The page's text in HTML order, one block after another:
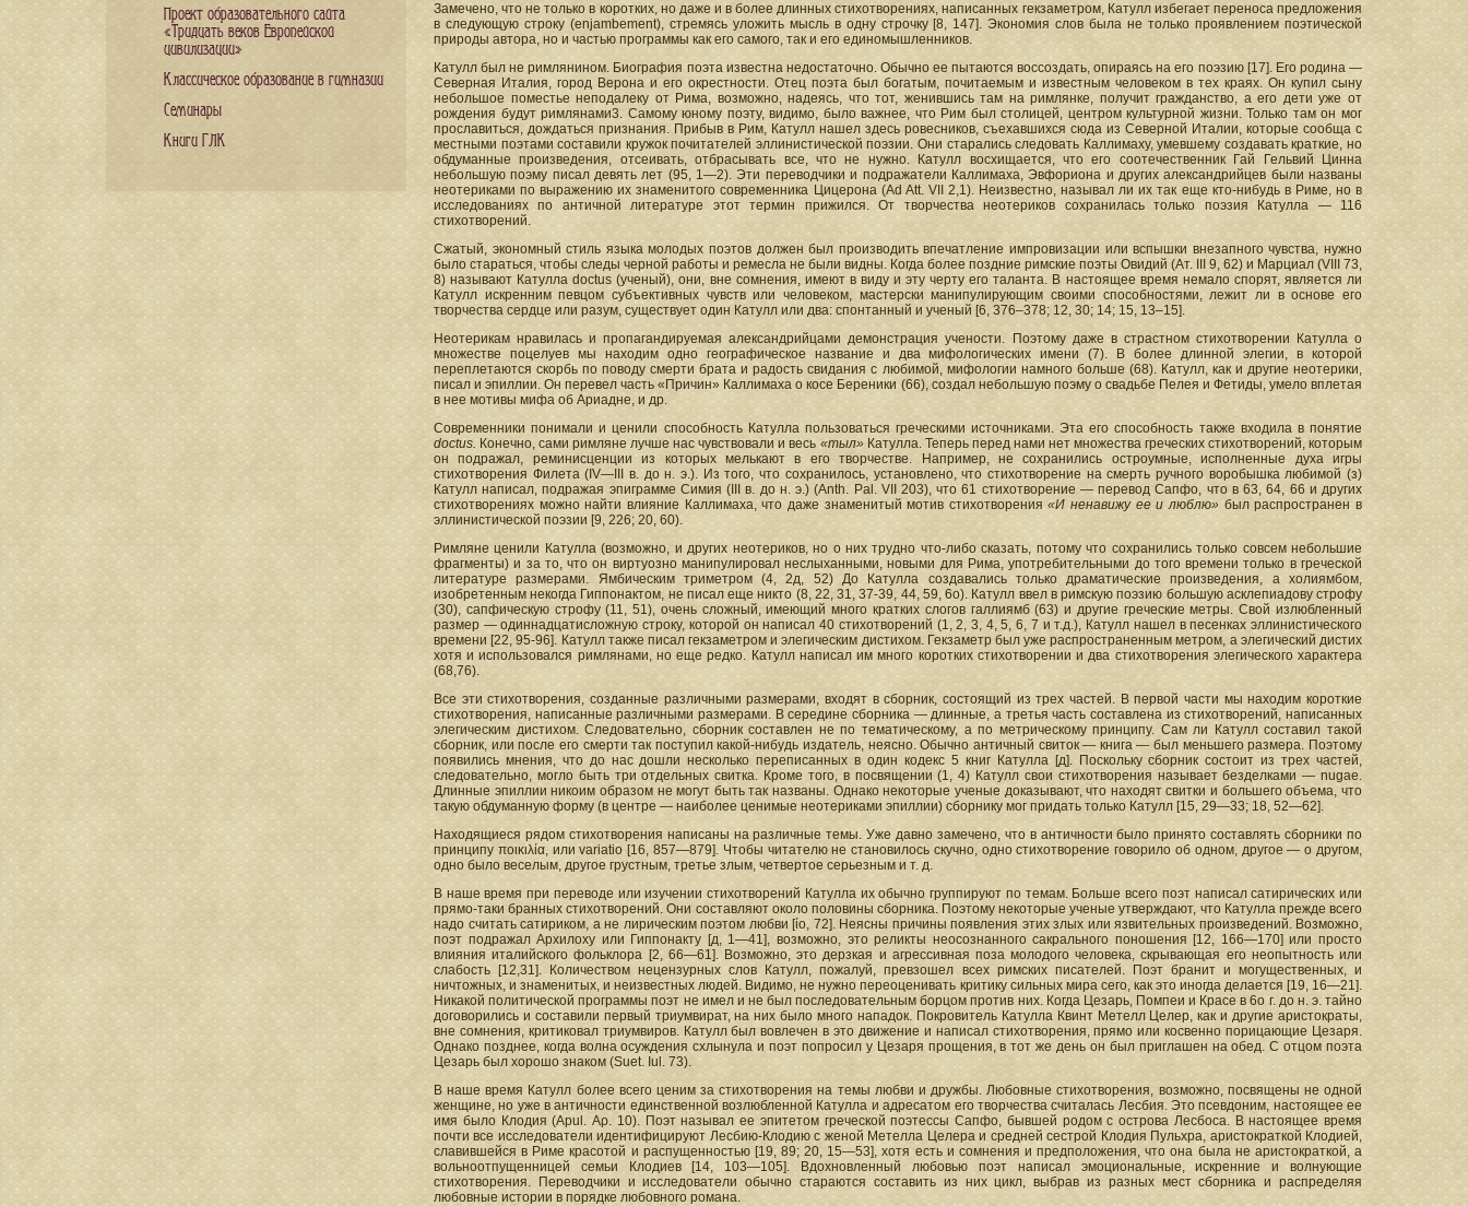
Замечено, что не только в коротких, но даже и в более длинных стихотворениях, написанных гекзаметром, Катулл избегает переноса предложения
в следующую строку (enjambement), стремясь уложить мысль в одну строчку [8, 147]. Экономия слов была не только проявлением поэтической
природы автора, но и частью программы как его самого, так и его единомышленников.
Катулл был не римлянином. Биография поэта известна недостаточно. Обычно ее пытаются воссоздать, опираясь на его поэзию [17]. Его родина —
Северная Италия, город Верона и его окрестности. Отец поэта был богатым, почитаемым и известным человеком в тех краях. Он купил сыну
небольшое поместье неподалеку от Рима, возможно, надеясь, что тот, женившись там на римлянке, получит гражданство, а его дети уже от
рождения будут римлянами3. Самому юному поэту, видимо, было важнее, что Рим был столицей, центром культурной жизни. Только там он мог
прославиться, дождаться признания. Прибыв в Рим, Катулл нашел здесь ровесников, съехавшихся сюда из Северной Италии, которые сообща с
местными поэтами составили кружок почитателей эллинистической поэзии. Они старались следовать Каллимаху, умевшему создавать краткие, но
обдуманные произведения, отсеивать, отбрасывать все, что не нужно. Катулл восхищается, что его соотечественник Гай Гельвий Цинна
небольшую поэму писал девять лет (95, 1—2). Эти переводчики и подражатели Каллимаха, Эвфориона и других александрийцев были названы
неотериками по выражению их знаменитого современника Цицерона (Ad Att. VII 2,1). Неизвестно, называл ли их так еще кто-нибудь в Риме, но в
исследованиях по античной литературе этот термин прижился. От творчества неотериков сохранилась только поэзия Катулла — 116
стихотворений.
Сжатый, экономный стиль языка молодых поэтов должен был производить впечатление импровизации или вспышки внезапного чувства, нужно
было стараться, чтобы следы черной работы и ремесла не были видны. Когда более поздние римские поэты Овидий (Ат. III 9, 62) и Марциал (VIII 73,
8) называют Катулла doctus (ученый), они, вне сомнения, имеют в виду и эту черту его таланта. В настоящее время немало спорят, является ли
Катулл искренним певцом субъективных чувств или человеком, мастерски манипулирующим своими способностями, лежит ли в основе его
творчества сердце или разум, существует один Катулл или два: спонтанный и ученый [6, 376–378; 12, 30; 14; 15, 13–15].
Неотерикам нравилась и пропагандируемая александрийцами демонстрация учености. Поэтому даже в страстном стихотворении Катулла о
множестве поцелуев мы находим одно географическое название и два мифологических имени (7). В более длинной элегии, в которой
переплетаются скорбь по поводу смерти брата и радость свидания с любимой, мифологии намного больше (68). Катулл, как и другие неотерики,
писал и эпиллии. Он перевел часть «Причин» Каллимаха о косе Береники (66), создал небольшую поэму о свадьбе Пелея и Фетиды, умело вплетая
в нее мотивы мифа об Ариадне, и др.
Современники понимали и ценили способность Катулла пользоваться греческими источниками. Эта его способность также входила в понятие
doctus. Конечно, сами римляне лучше нас чувствовали и весь «тыл» Катулла. Теперь перед нами нет множества греческих стихотворений, которым
он подражал, реминисценции из которых мелькают в его творчестве. Например, не сохранились остроумные, исполненные духа игры
стихотворения Филета (IV—III в. до н. э.). Из того, что сохранилось, установлено, что стихотворение на смерть ручного воробышка любимой (з)
Катулл написал, подражая эпиграмме Симия (III в. до н. э.) (Anth. Pal. VII 203), что 61 стихотворение — перевод Сапфо, что в 63, 64, 66 и других
стихотворениях можно найти влияние Каллимаха, что даже знаменитый мотив стихотворения«И ненавижу ее и люблю» был распространен в
эллинистической поэзии [9, 226; 20, 60).
Римляне ценили Катулла (возможно, и других неотериков, но о них трудно что-либо сказать, потому что сохранились только совсем небольшие
фрагменты) и за то, что он виртуозно манипулировал неслыханными, новыми для Рима, употребительными до того времени только в греческой
литературе размерами. Ямбическим триметром (4, 2д, 52) До Катулла создавались только драматические произведения, а холиямбом,
изобретенным некогда Гиппонактом, не писал еще никто (8, 22, 31, 37-39, 44, 59, 6о). Катулл ввел в римскую поэзию большую асклепиадову строфу
(30), сапфическую строфу (11, 51), очень сложный, имеющий много кратких слогов галлиямб (63) и другие греческие метры. Свой излюбленный
размер — одиннадцатисложную строку, которой он написал 40 стихотворений (1, 2, 3, 4, 5, 6, 7 и т.д.), Катулл нашел в песенках эллинистического
времени [22, 95-96]. Катулл также писал гекзаметром и элегическим дистихом. Гекзаметр был уже распространенным метром, а элегический дистих
хотя и использовался римлянами, но еще редко. Катулл написал им много коротких стихотворении и два стихотворения элегического характера
(68,76).
Все эти стихотворения, созданные различными размерами, входят в сборник, состоящий из трех частей. В первой части мы находим короткие
стихотворения, написанные различными размерами. В середине сборника — длинные, а третья часть составлена из стихотворений, написанных
элегическим дистихом. Следовательно, сборник составлен не по тематическому, а по метрическому принципу. Сам ли Катулл составил такой
сборник, или после его смерти так поступил какой-нибудь издатель, неясно. Обычно античный свиток — книга — был меньшего размера. Поэтому
появились мнения, что до нас дошли несколько переписанных в один кодекс 5 книг Катулла [д]. Поскольку сборник состоит из трех частей,
следовательно, могло быть три отдельных свитка. Кроме того, в посвящении (1, 4) Катулл свои стихотворения называет безделками — nugae.
Длинные эпиллии никоим образом не могут быть так названы. Однако некоторые ученые доказывают, что находят свитки и большего объема, что
такую обдуманную форму (в центре — наиболее ценимые неотериками эпиллии) сборнику мог придать только Катулл [15, 29—33; 18, 52—62].
Находящиеся рядом стихотворения написаны на различные темы. Уже давно замечено, что в античности было принято составлять сборники по
принципу ποικιλία, или variatio [16, 857—879]. Чтобы читателю не становилось скучно, одно стихотворение говорило об одном, другое — о другом,
одно было веселым, другое грустным, третье злым, четвертое серьезным и т. д.
В наше время при переводе или изучении стихотворений Катулла их обычно группируют по темам. Больше всего поэт написал сатирических или
прямо-таки бранных стихотворений. Они составляют около половины сборника. Поэтому некоторые ученые утверждают, что Катулла прежде всего
надо считать сатириком, а не лирическим поэтом любви [ίο, 72]. Неясны причины появления этих злых или язвительных произведений. Возможно,
поэт подражал Архилоху или Гиппонакту [д, 1—41], возможно, это реликты неосознанного сакрального поношения [12, 166—170] или просто
влияния италийского фольклора [2, 66—61]. Возможно, это дерзкая и агрессивная поза молодого человека, скрывающая его неопытность или
слабость [12,31]. Количеством нецензурных слов Катулл, пожалуй, превзошел всех римских писателей. Поэт бранит и могущественных, и
ничтожных, и знаменитых, и неизвестных людей. Видимо, не нужно переоценивать критику сильных мира сего, как это иногда делается [19, 16—21].
Никакой политической программы поэт не имел и не был последовательным борцом против них. Когда Цезарь, Помпеи и Красе в 6о г. до н. э. тайно
договорились и составили первый триумвират, на них было много нападок. Покровитель Катулла Квинт Метелл Целер, как и другие аристократы,
вне сомнения, критиковал триумвиров. Катулл был вовлечен в это движение и написал стихотворения, прямо или косвенно порицающие Цезаря.
Однако позднее, когда волна осуждения схлынула и поэт попросил у Цезаря прощения, в тот же день он был приглашен на обед. С отцом поэта
Цезарь был хорошо знаком (Suet. Iul. 73).
В наше время Катулл более всего ценим за стихотворения на темы любви и дружбы. Любовные стихотворения, возможно, посвящены не одной
женщине, но уже в античности единственной возлюбленной Катулла и адресатом его творчества считалась Лесбия. Это псевдоним, настоящее ее
имя было Клодия (Apul. Αρ. 10). Поэт называл ее эпитетом греческой поэтессы Сапфо, бывшей родом с острова Лесбоса. В настоящее время
почти все исследователи идентифицируют Лесбию-Клодию с женой Метелла Целера и средней сестрой Клодия Пульхра, аристократкой Клодией,
славившейся в Риме красотой и распущенностью [19, 89; 20, 15—53], хотя есть и сомнения и предположения, что она была не аристократкой, а
вольноотпущенницей семьи Клодиев [14, 103—105]. Вдохновленный любовью поэт написал эмоциональные, искренние и волнующие
стихотворения. Переводчики и исследователи обычно стараются составить из них цикл, выбрав из разных мест сборника и распределяя
любовные истории в порядке любовного романа.
Проект образовательного сайта
«Тридцать веков Европейской
цивилизации»
Классическое образование в гимназии
Семинары
Книги ГЛК